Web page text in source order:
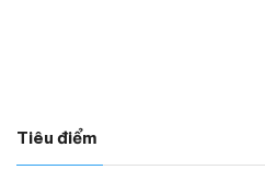
Tiêu điểm